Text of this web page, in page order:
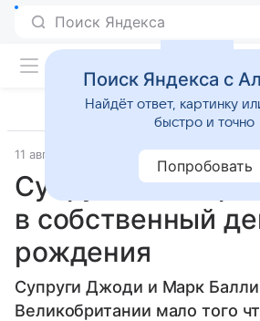
Поиск Яндекса
11 августа 2016 Газета.Ру
Супруги стали
в собственный
рождения
Супруги Джоди и Марк
Великобритании мало того
Поиск Яндекса с
Найдёт ответ, картинку
быстро и точно
Попробовать